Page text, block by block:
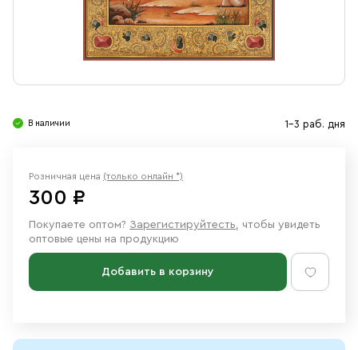
Ювелирные изделия
В наличии 1-3 раб. дня
Розничная цена (только онлайн *)
300 ₽
Покупаете оптом? Зарегистируйтесть, чтобы увидеть
оптовые цены на продукцию
Добавить в корзину